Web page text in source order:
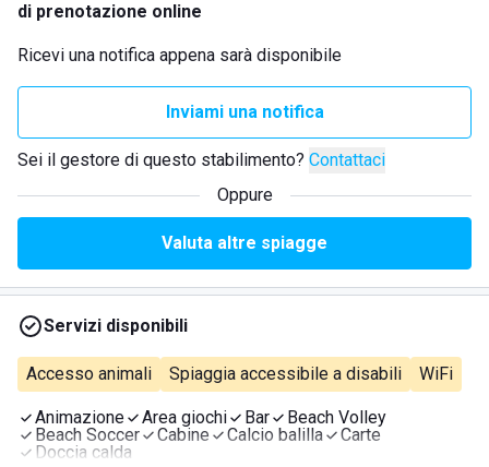
di prenotazione online
Ricevi una notifica appena sarà disponibile
Inviami una notifica
Sei il gestore di questo stabilimento? Contattaci
Oppure
Valuta altre spiagge
Servizi disponibili
Accesso animali Spiaggia accessibile a disabili WiFi
Animazione Area giochi Bar
Beach Volley
Beach Soccer
Cabine Calcio balilla
Carte
Doccia calda